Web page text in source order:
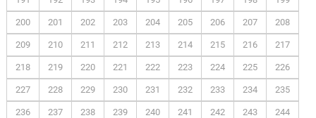
200 201 202 203 204 205 206 207 208
209 210 211 212 213 214 215 216 217
218 219 220 221 222 223 224 225 226
227 228 229 230 231 232 233 234 235
236 237 238 239 240 241 242 243 244